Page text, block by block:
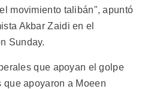
movimiento talibán", apuntó
Akbar Zaidi en el
Sunday.
que apoyan el golpe
que apoyaron a Moeen